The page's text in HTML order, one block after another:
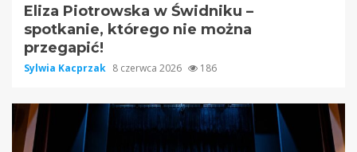
Eliza Piotrowska w Świdniku –
spotkanie, którego nie można
przegapić!
Sylwia Kacprzak 8 czerwca 2026 186